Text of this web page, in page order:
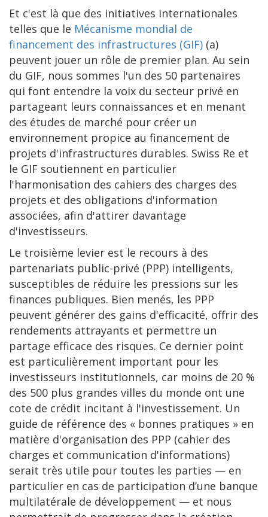
Et c'est là que des initiatives internationales
telles que le Mécanisme mondial de
financement des infrastructures (GIF) (a)
peuvent jouer un rôle de premier plan. Au sein
du GIF, nous sommes l'un des 50 partenaires
qui font entendre la voix du secteur privé en
partageant leurs connaissances et en menant
des études de marché pour créer un
environnement propice au financement de
projets d'infrastructures durables. Swiss Re et
le GIF soutiennent en particulier
l'harmonisation des cahiers des charges des
projets et des obligations d'information
associées, afin d'attirer davantage
d'investisseurs.
Le troisième levier est le recours à des
partenariats public-privé (PPP) intelligents,
susceptibles de réduire les pressions sur les
finances publiques. Bien menés, les PPP
peuvent générer des gains d'efficacité, offrir des
rendements attrayants et permettre un
partage efficace des risques. Ce dernier point
est particulièrement important pour les
investisseurs institutionnels, car moins de 20 %
des 500 plus grandes villes du monde ont une
cote de crédit incitant à l'investissement. Un
guide de référence des « bonnes pratiques » en
matière d'organisation des PPP (cahier des
charges et communication d'informations)
serait très utile pour toutes les parties — en
particulier en cas de participation d’une banque
multilatérale de développement — et nous